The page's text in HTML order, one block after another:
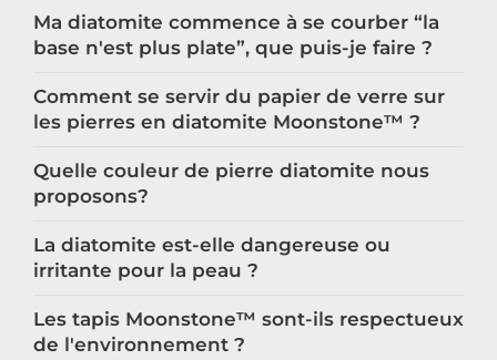
Ma diatomite commence à se courber “la
base n'est plus plate”, que puis-je faire ?
Comment se servir du papier de verre sur
les pierres en diatomite Moonstone™️ ?
Quelle couleur de pierre diatomite nous
proposons?
La diatomite est-elle dangereuse ou
irritante pour la peau ?
Les tapis Moonstone™️ sont-ils respectueux
de l'environnement ?